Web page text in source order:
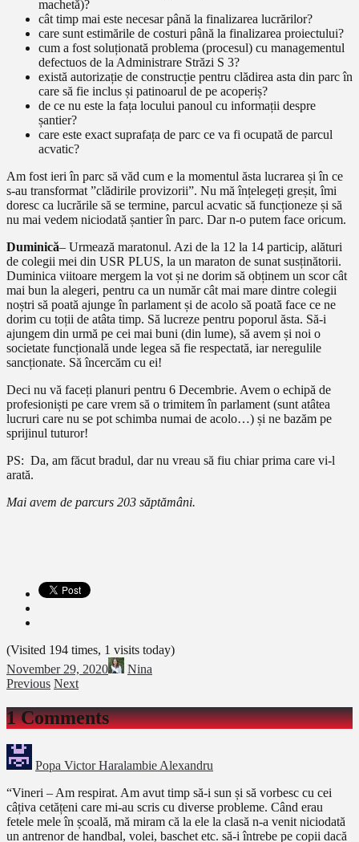
machetă)?
cât timp mai este necesar până la finalizarea lucrărilor?
care sunt estimările de costuri până la finalizarea proiectului?
cum a fost soluționată problema (procesul) cu managementul
defectuos de la Administrare Străzi S 3?
există autorizație de construcție pentru clădirea asta din parc în
care să fie inclus și patinoarul de pe acoperiș?
de ce nu este la fața locului panoul cu informații despre
șantier?
care este exact suprafața de parc ce va fi ocupată de parcul
acvatic?
Am fost ieri în parc să văd cum e la momentul ăsta lucrarea și în ce
s-au transformat ”clădirile provizorii”. Nu mă înțelegeți greșit, îmi
doresc ca lucrările să se termine, parcul acvatic să funcționeze și să
nu mai vedem niciodată șantier în parc. Dar n-o putem face oricum.
Duminică– Urmează maratonul. Azi de la 12 la 14 particip, alături
de colegii mei din USR PLUS, la un maraton de sunat susținătorii.
Duminica viitoare mergem la vot și ne dorim să obținem un scor cât
mai bun la alegeri, pentru ca un număr cât mai mare dintre colegii
noștri să poată ajunge în parlament și de acolo să poată face ce ne
dorim cu toții de atâta timp. Să lucreze pentru poporul ăsta. Să-i
ajungem din urmă pe cei mai buni (din lume), să avem și noi o
societate funcțională unde legea să fie respectată, iar neregulile
sancționate. Să încercăm cu ei!
Deci nu vă faceți planuri pentru 6 Decembrie. Avem o echipă de
profesioniști pe care vrem să o trimitem în parlament (sunt atâtea
lucruri care nu se pot schimba numai de acolo…) și ne bazăm pe
sprijinul tuturor!
PS: Da, am făcut bradul, dar nu vreau să fiu chiar prima care vi-l
arată.
Mai avem de parcurs 203 săptămâni.
(Visited 194 times, 1 visits today)
November 29, 2020
Nina
Previous Next
1 Comments
Popa Victor Haralambie Alexandru
“Vineri – Am respirat. Am avut timp să-i sun și să vorbesc cu cei
câțiva cetățeni care mi-au scris cu diverse probleme. Când erau
fetele mele în școală, mă miram că la ele la clasă n-a venit niciodată
un antrenor de handbal, volei, baschet etc. să-i întrebe pe copii dacă